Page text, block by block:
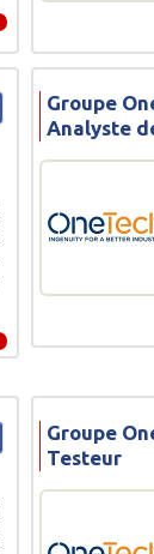
Groupe
Analyste
Groupe
Testeur